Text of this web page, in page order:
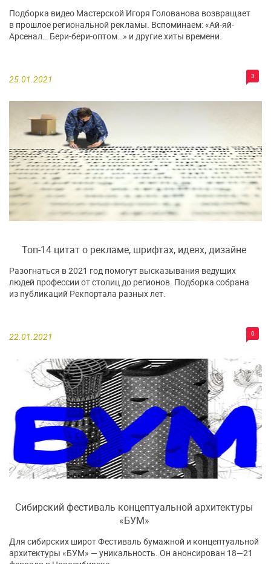
25.01.2021 3
Подборка видео Мастерской Игоря Голованова возвращает
в прошлое региональной рекламы. Вспоминаем: «Ай-яй-
Арсенал… Бери-бери-оптом…» и другие хиты времени.
Топ-14 цитат о рекламе, шрифтах, идеях, дизайне
22.01.2021 0
Разогнаться в 2021 год помогут высказывания ведущих
людей профессии от столиц до регионов. Подборка собрана
из публикаций Рекпортала разных лет.
Сибирский фестиваль концептуальной архитектуры
«БУМ»
Для сибирских широт Фестиваль бумажной и концептуальной
архитектуры «БУМ» — уникальность. Он анонсирован 18—21